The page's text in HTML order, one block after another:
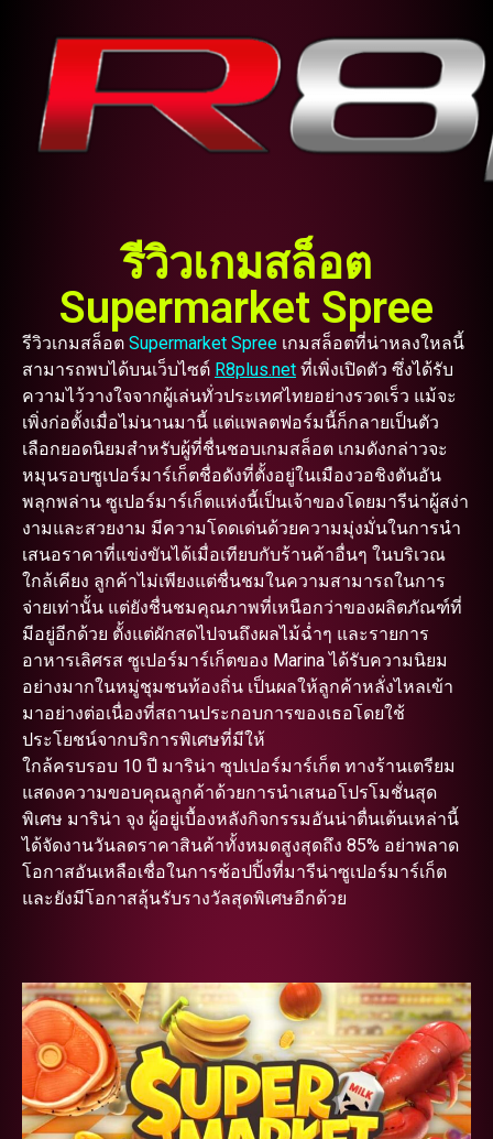
รีวิวเกมสล็อต
Supermarket Spree
รีวิวเกมสล็อต Supermarket Spree เกมสล็อตที่น่าหลงใหลนี้
สามารถพบได้บนเว็บไซต์ R8plus.net ที่เพิ่งเปิดตัว ซึ่งได้รับ
ความไว้วางใจจากผู้เล่นทั่วประเทศไทยอย่างรวดเร็ว แม้จะ
เพิ่งก่อตั้งเมื่อไม่นานมานี้ แต่แพลตฟอร์มนี้ก็กลายเป็นตัว
เลือกยอดนิยมสำหรับผู้ที่ชื่นชอบเกมสล็อต เกมดังกล่าวจะ
หมุนรอบซูเปอร์มาร์เก็ตชื่อดังที่ตั้งอยู่ในเมืองวอชิงตันอัน
พลุกพล่าน ซูเปอร์มาร์เก็ตแห่งนี้เป็นเจ้าของโดยมารีน่าผู้สง่า
งามและสวยงาม มีความโดดเด่นด้วยความมุ่งมั่นในการนำ
เสนอราคาที่แข่งขันได้เมื่อเทียบกับร้านค้าอื่นๆ ในบริเวณ
ใกล้เคียง ลูกค้าไม่เพียงแต่ชื่นชมในความสามารถในการ
จ่ายเท่านั้น แต่ยังชื่นชมคุณภาพที่เหนือกว่าของผลิตภัณฑ์ที่
มีอยู่อีกด้วย ตั้งแต่ผักสดไปจนถึงผลไม้ฉ่ำๆ และรายการ
อาหารเลิศรส ซูเปอร์มาร์เก็ตของ Marina ได้รับความนิยม
อย่างมากในหมู่ชุมชนท้องถิ่น เป็นผลให้ลูกค้าหลั่งไหลเข้า
มาอย่างต่อเนื่องที่สถานประกอบการของเธอโดยใช้
ประโยชน์จากบริการพิเศษที่มีให้
ใกล้ครบรอบ 10 ปี มาริน่า ซุปเปอร์มาร์เก็ต ทางร้านเตรียม
แสดงความขอบคุณลูกค้าด้วยการนำเสนอโปรโมชั่นสุด
พิเศษ มาริน่า จุง ผู้อยู่เบื้องหลังกิจกรรมอันน่าตื่นเต้นเหล่านี้
ได้จัดงานวันลดราคาสินค้าทั้งหมดสูงสุดถึง 85% อย่าพลาด
โอกาสอันเหลือเชื่อในการช้อปปิ้งที่มารีน่าซูเปอร์มาร์เก็ต
และยังมีโอกาสลุ้นรับรางวัลสุดพิเศษอีกด้วย